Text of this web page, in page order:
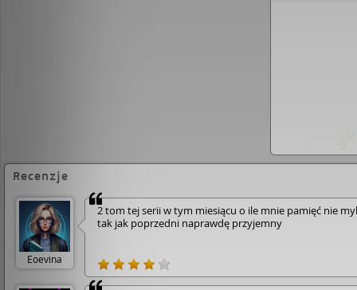
Recenzje
Eoevina
2 tom tej serii w tym miesiącu o ile mnie pamięć nie
tak jak poprzedni naprawdę przyjemny